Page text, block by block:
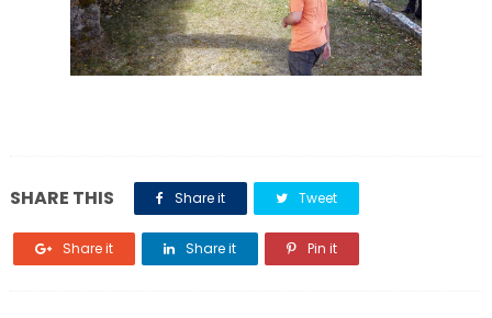
SHARE THIS Share it Tweet
Share it Share it Pin it